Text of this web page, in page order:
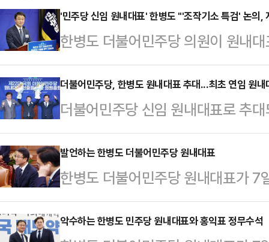
'민주당 신임 원내대표' 한병도 "'조작기소 특검' 논의,
한병도 더불어민주당 의원이 원내
6·3 지방선거가 끝나면 '윤석열 정
겠다고 밝혔다.소병훈 중앙당 선거
제3기 원내대표 선출을 위한 의원
표 결과 과반수 이상 찬성으로 득
당선됐다"고 밝혔다. 이번 원내대
표는 당선자 수락연설을 통해 "지
복까지 할 일이 산…
더불어민주당, 한병도 원내대표 추대...최초 연임 원내
더불어민주당 신임 원내대표로 추
이 6일 서울 여의도 국회에서 열린
서 정청래 대표에게 꽃다발을 받은
발언하는 한병도 더불어민주당 원내대표
한병도 더불어민주당 원내대표가 7
식 국회의장 주재 여야 원내대표 회
악수하는 한병도 민주당 원내대표와 홍익표 정무수석